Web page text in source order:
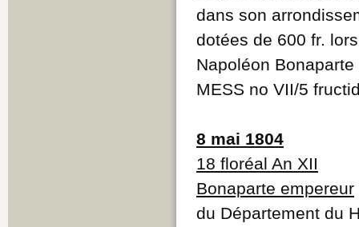
dans son
dotées de 600 fr.
Napoléon
MESS no VII/5
8 mai 1804
18 floréal An XII
Bonaparte empereur
du Département du